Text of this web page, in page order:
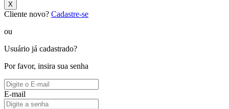
X
Cliente novo? Cadastre-se
ou
Usuário já cadastrado?
Por favor, insira sua senha
E-mail